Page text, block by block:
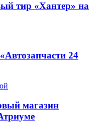
тир «Хантер» на
24
магазин